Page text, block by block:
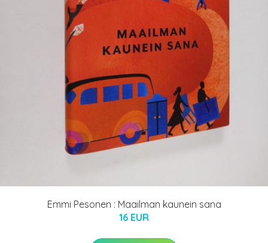
Emmi Pesonen : Maailman kaunein sana
16 EUR